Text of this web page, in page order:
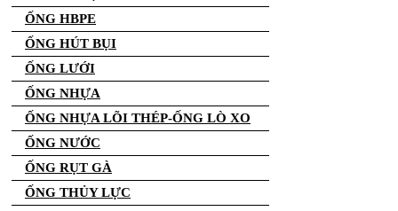
ỐNG HBPE
ỐNG HÚT BỤI
ỐNG LƯỚI
ỐNG NHỰA
ỐNG NHỰA LÕI THÉP-ỐNG LÒ XO
ỐNG NƯỚC
ỐNG RỤT GÀ
ỐNG THỦY LỰC